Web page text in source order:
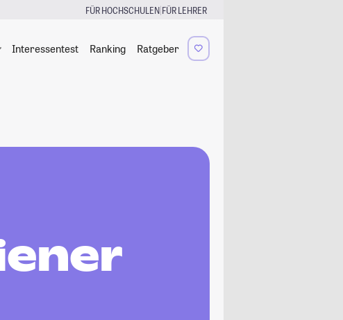
FÜR HOCHSCHULEN|FÜR LEHRER
Interessentest Ranking Ratgeber